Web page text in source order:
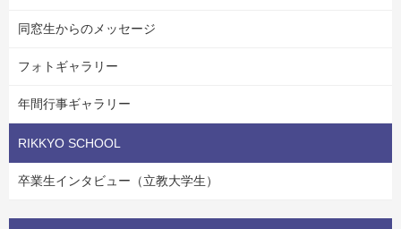
同窓生からのメッセージ
フォトギャラリー
年間行事ギャラリー
RIKKYO SCHOOL
卒業生インタビュー（立教大学生）